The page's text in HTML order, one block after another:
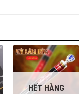
HẾT HÀNG